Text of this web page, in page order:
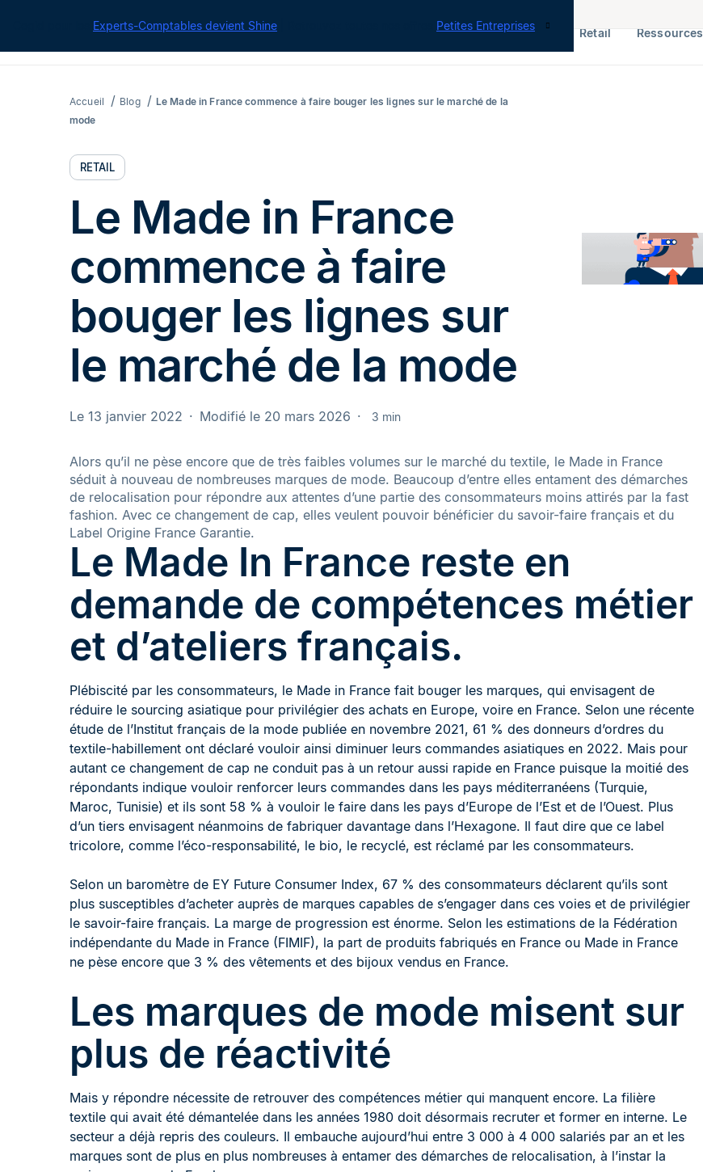
Experts-Comptables devient Shine Petites Entreprises
ERP Finance Retail Ressources
Accueil Blog
Le Made in France commence à faire bouger les lignes sur le marché de la
mode
RETAIL
Le Made in France
commence à faire
bouger les lignes sur
le marché de la mode
Le 13 janvier 2022 Modifié le 20 mars 2026 3 min
Alors qu’il ne pèse encore que de très faibles volumes sur le marché du textile, le Made in France
séduit à nouveau de nombreuses marques de mode. Beaucoup d’entre elles entament des démarches
de relocalisation pour répondre aux attentes d’une partie des consommateurs moins attirés par la fast
fashion. Avec ce changement de cap, elles veulent pouvoir bénéficier du savoir-faire français et du
Label Origine France Garantie.
Le Made In France reste en
demande de compétences métier
et d’ateliers français.
Plébiscité par les consommateurs, le Made in France fait bouger les marques, qui envisagent de
réduire le sourcing asiatique pour privilégier des achats en Europe, voire en France. Selon une récente
étude de l’Institut français de la mode publiée en novembre 2021, 61 % des donneurs d’ordres du
textile-habillement ont déclaré vouloir ainsi diminuer leurs commandes asiatiques en 2022. Mais pour
autant ce changement de cap ne conduit pas à un retour aussi rapide en France puisque la moitié des
répondants indique vouloir renforcer leurs commandes dans les pays méditerranéens (Turquie,
Maroc, Tunisie) et ils sont 58 % à vouloir le faire dans les pays d’Europe de l’Est et de l’Ouest. Plus
d’un tiers envisagent néanmoins de fabriquer davantage dans l’Hexagone. Il faut dire que ce label
tricolore, comme l’éco-responsabilité, le bio, le recyclé, est réclamé par les consommateurs.
Selon un baromètre de EY Future Consumer Index, 67 % des consommateurs déclarent qu’ils sont
plus susceptibles d’acheter auprès de marques capables de s’engager dans ces voies et de privilégier
le savoir-faire français. La marge de progression est énorme. Selon les estimations de la Fédération
indépendante du Made in France (FIMIF), la part de produits fabriqués en France ou Made in France
ne pèse encore que 3 % des vêtements et des bijoux vendus en France.
Les marques de mode misent sur
plus de réactivité
Mais y répondre nécessite de retrouver des compétences métier qui manquent encore. La filière
textile qui avait été démantelée dans les années 1980 doit désormais recruter et former en interne. Le
secteur a déjà repris des couleurs. Il embauche aujourd’hui entre 3 000 à 4 000 salariés par an et les
marques sont de plus en plus nombreuses à entamer des démarches de relocalisation, à l’instar la